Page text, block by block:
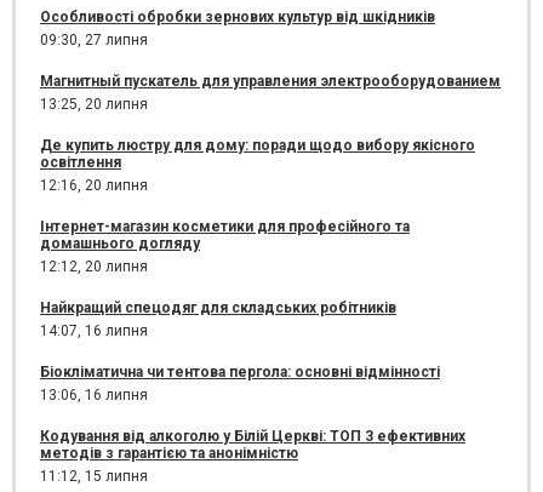
Особливості обробки зернових культур від шкідників
09:30, 27 липня
Магнитный пускатель для управления электрооборудованием
13:25, 20 липня
Де купить люстру для дому: поради щодо вибору якісного
освітлення
12:16, 20 липня
Інтернет-магазин косметики для професійного та
домашнього догляду
12:12, 20 липня
Найкращий спецодяг для складських робітників
14:07, 16 липня
Біокліматична чи тентова пергола: основні відмінності
13:06, 16 липня
Кодування від алкоголю у Білій Церкві: ТОП 3 ефективних
методів з гарантією та анонімністю
11:12, 15 липня